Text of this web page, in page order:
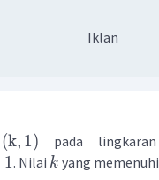
Iklan
(k, 1) pada lingkaran
1. Nilai k yang memenuhi